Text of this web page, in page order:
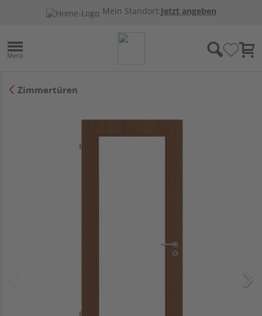
Mein Standort:Jetzt angeben
Zimmertüren